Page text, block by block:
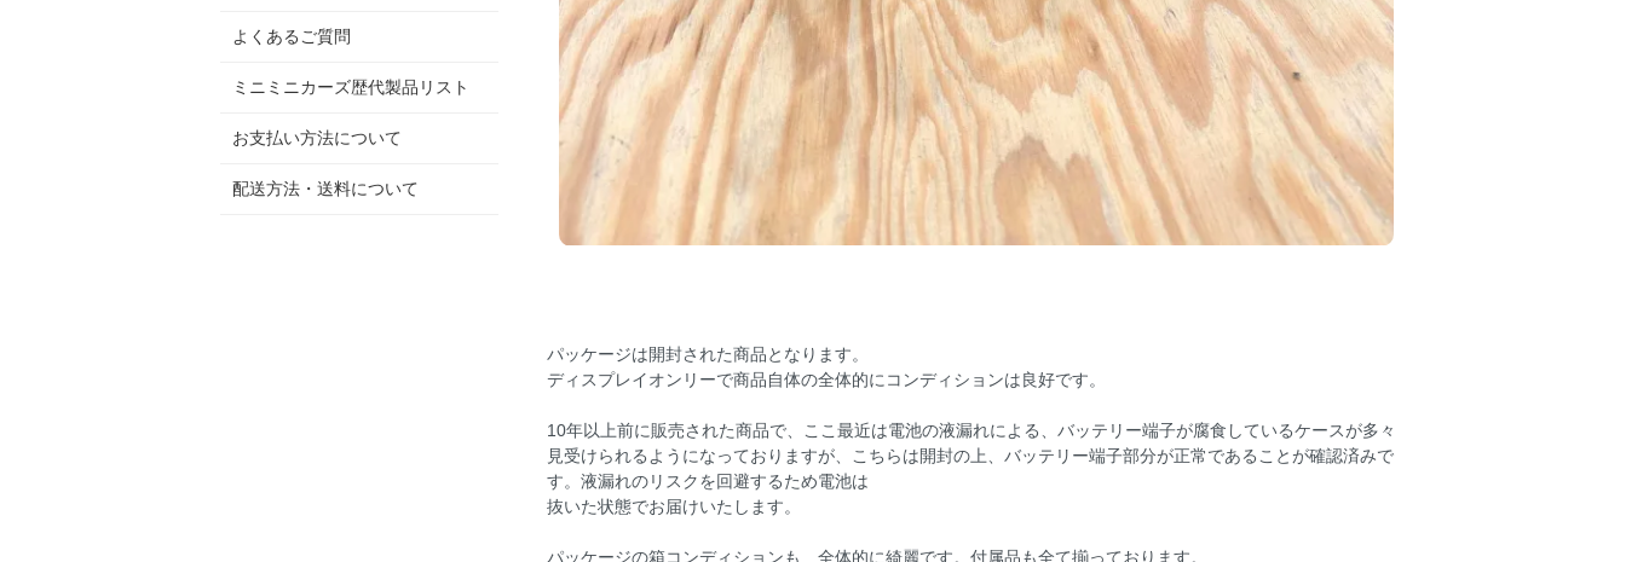
パッケージは開封された商品となります。
ディスプレイオンリーで商品自体の全体的にコンディションは良好です。
10年以上前に販売された商品で、ここ最近は電池の液漏れによる、バッテリー端子が腐食しているケースが多々
見受けられるようになっておりますが、こちらは開封の上、バッテリー端子部分が正常であることが確認済みで
す。液漏れのリスクを回避するため電池は
抜いた状態でお届けいたします。
パッケージの箱コンディションも 全体的に綺麗です。付属品も全て揃っております。
よくあるご質問
ミニミニカーズ歴代製品リスト
お支払い方法について
配送方法・送料について